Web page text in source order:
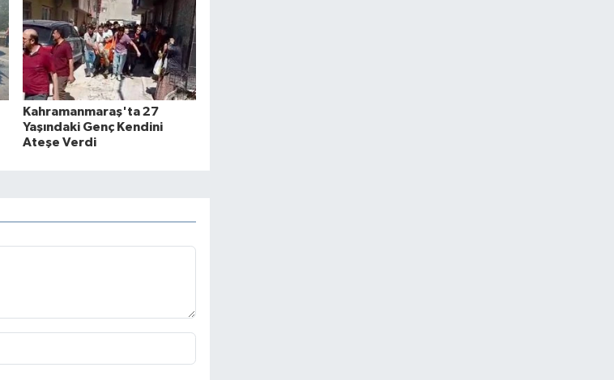
Kahramanmaraş'ta 27
Yaşındaki Genç Kendini
Ateşe Verdi